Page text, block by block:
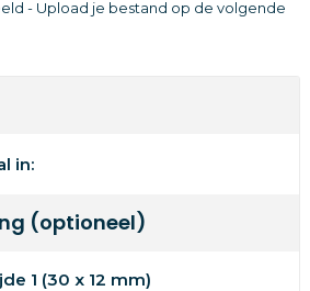
- Upload je bestand op de volgende
in:
(optioneel)
1 (30 x 12 mm)